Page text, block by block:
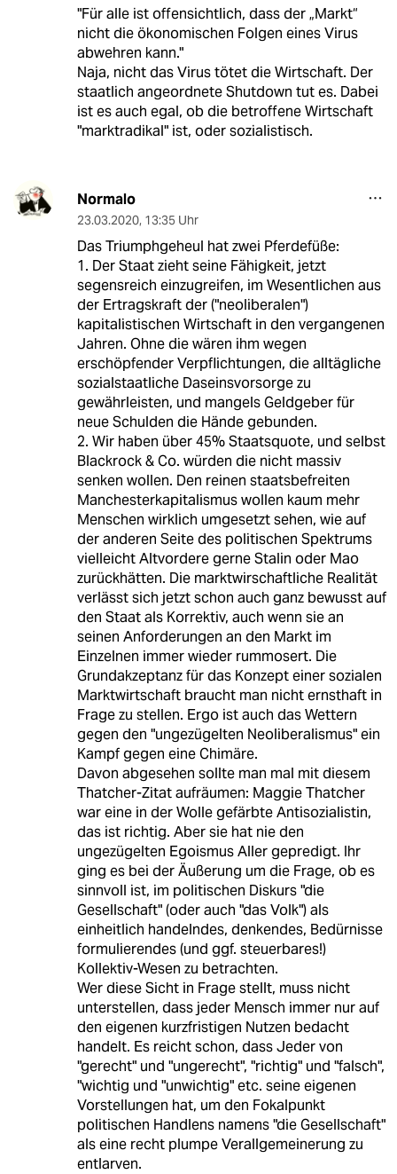
"Für alle ist offensichtlich, dass der „Markt“
nicht die ökonomischen Folgen eines Virus
abwehren kann."
Naja, nicht das Virus tötet die Wirtschaft. Der
staatlich angeordnete Shutdown tut es. Dabei
ist es auch egal, ob die betroffene Wirtschaft
"marktradikal" ist, oder sozialistisch.
Normalo
23.03.2020, 13:35 Uhr
Das Triumphgeheul hat zwei Pferdefüße:
1. Der Staat zieht seine Fähigkeit, jetzt
segensreich einzugreifen, im Wesentlichen aus
der Ertragskraft der ("neoliberalen")
kapitalistischen Wirtschaft in den vergangenen
Jahren. Ohne die wären ihm wegen
erschöpfender Verpflichtungen, die alltägliche
sozialstaatliche Daseinsvorsorge zu
gewährleisten, und mangels Geldgeber für
neue Schulden die Hände gebunden.
2. Wir haben über 45% Staatsquote, und selbst
Blackrock & Co. würden die nicht massiv
senken wollen. Den reinen staatsbefreiten
Manchesterkapitalismus wollen kaum mehr
Menschen wirklich umgesetzt sehen, wie auf
der anderen Seite des politischen Spektrums
vielleicht Altvordere gerne Stalin oder Mao
zurückhätten. Die marktwirschaftliche Realität
verlässt sich jetzt schon auch ganz bewusst auf
den Staat als Korrektiv, auch wenn sie an
seinen Anforderungen an den Markt im
Einzelnen immer wieder rummosert. Die
Grundakzeptanz für das Konzept einer sozialen
Marktwirtschaft braucht man nicht ernsthaft in
Frage zu stellen. Ergo ist auch das Wettern
gegen den "ungezügelten Neoliberalismus" ein
Kampf gegen eine Chimäre.
Davon abgesehen sollte man mal mit diesem
Thatcher-Zitat aufräumen: Maggie Thatcher
war eine in der Wolle gefärbte Antisozialistin,
das ist richtig. Aber sie hat nie den
ungezügelten Egoismus Aller gepredigt. Ihr
ging es bei der Äußerung um die Frage, ob es
sinnvoll ist, im politischen Diskurs "die
Gesellschaft" (oder auch "das Volk") als
einheitlich handelndes, denkendes, Bedürnisse
formulierendes (und ggf. steuerbares!)
Kollektiv-Wesen zu betrachten.
Wer diese Sicht in Frage stellt, muss nicht
unterstellen, dass jeder Mensch immer nur auf
den eigenen kurzfristigen Nutzen bedacht
handelt. Es reicht schon, dass Jeder von
"gerecht" und "ungerecht", "richtig" und "falsch",
"wichtig und "unwichtig" etc. seine eigenen
Vorstellungen hat, um den Fokalpunkt
politischen Handlens namens "die Gesellschaft"
als eine recht plumpe Verallgemeinerung zu
entlarven.